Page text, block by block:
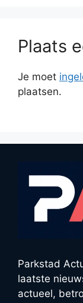
Plaats
Je moet
plaatsen.
Parkstad
laatste
actueel,